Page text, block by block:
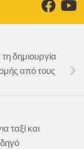
δημιουργία
από τους
ταξί και